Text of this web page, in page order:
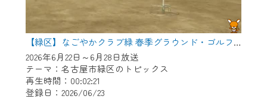
【緑区】なごやかクラブ緑 春季グラウンド・ゴルフ大会
2026年6月22日～6月28日放送
テーマ：名古屋市緑区のトピックス
再生時間：00:02:21
登録日：2026/06/23